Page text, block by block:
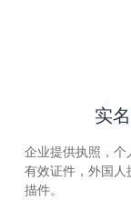
实
企业提供执照，
有效证件，外国
描件。